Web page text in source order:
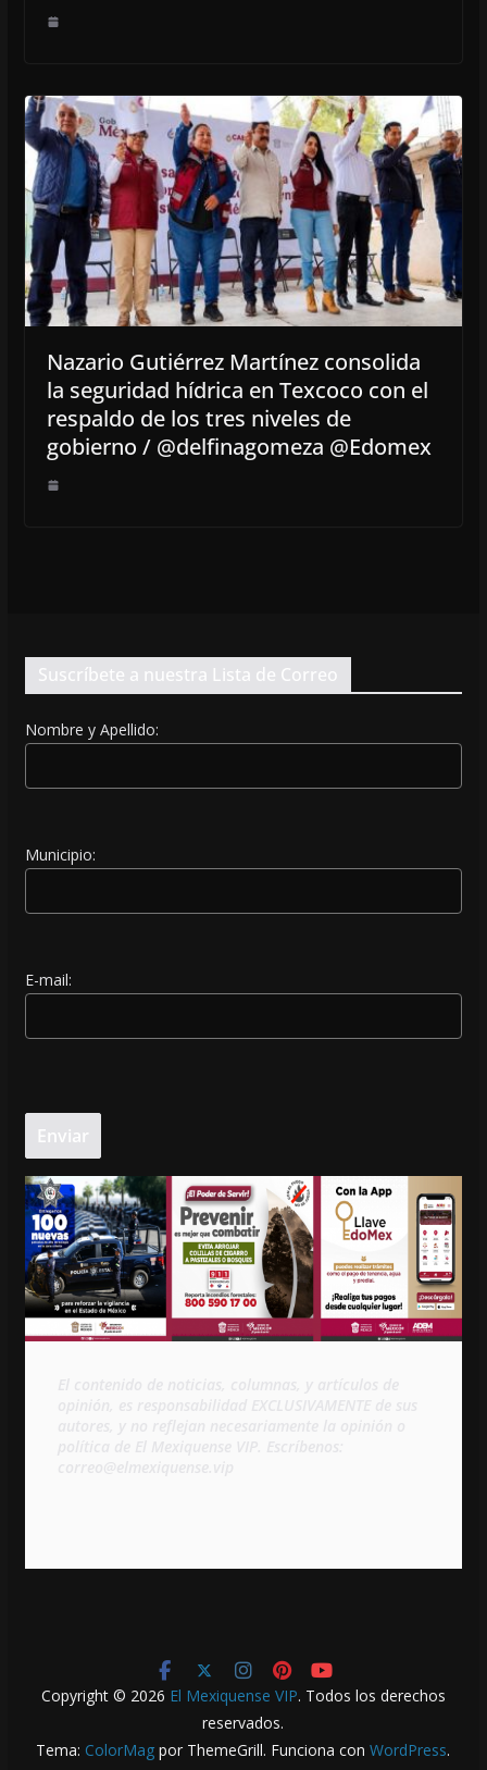
Nazario Gutiérrez Martínez consolida
la seguridad hídrica en Texcoco con el
respaldo de los tres niveles de
gobierno / @delfinagomeza @Edomex
Suscríbete a nuestra Lista de Correo
Nombre y Apellido:
Municipio:
E-mail:
Copyright © 2026 El Mexiquense VIP. Todos los derechos
reservados.
Tema: ColorMag por ThemeGrill. Funciona conWordPress.